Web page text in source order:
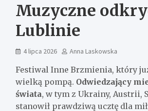
Muzyczne
Lublinie
4 lipca 2026 Anna Laskowska
Festiwal Inne Brzmienia, który
wielką pompą. Odwiedzający
świata, w tym z Ukrainy, Austrii,
stanowił prawdziwą ucztę dla